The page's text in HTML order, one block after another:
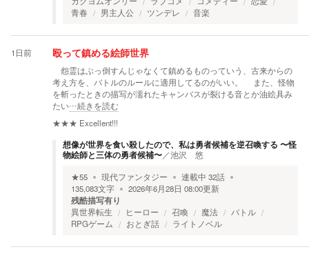
青春
男主人公 ツンデレ 音楽
1日前 殴って鎮める絵師世界
怨霊はぶっ倒すんじゃなくて鎮めるものっていう、古来からの
考え方を、バトルのルールに適用してるのがいい。 また、怪物
を斬ったときの描写が濡れたキャンバスが裂ける音とか油絵具み
たい…続きを読む
★★★ Excellent!!!
想像が世界を食い殺したので、私は勇者候補を逆召喚する 〜怪
物絵師と三体の勇者候補〜／池沢 悠
★55 現代ファンタジー 連載中 32話
135,083文字 2026年6月28日 08:00更新
残酷描写有り
異世界転生 ヒーロー 召喚 魔法
バトル
RPGゲーム
おとぎ話 ライトノベル